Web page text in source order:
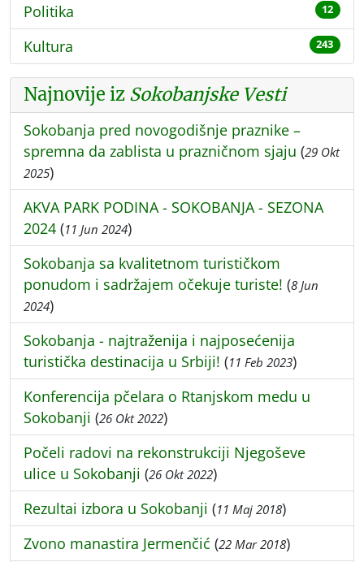
Politika 12
Kultura 243
Najnovije iz Sokobanjske Vesti
Sokobanja pred novogodišnje praznike –
spremna da zablista u prazničnom sjaju (29 Okt
2025)
AKVA PARK PODINA - SOKOBANJA - SEZONA
2024 (11 Jun 2024)
Sokobanja sa kvalitetnom turističkom
ponudom i sadržajem očekuje turiste! (8 Jun
2024)
Sokobanja - najtraženija i najposećenija
turistička destinacija u Srbiji! (11 Feb 2023)
Konferencija pčelara o Rtanjskom medu u
Sokobanji (26 Okt 2022)
Počeli radovi na rekonstrukciji Njegoševe
ulice u Sokobanji (26 Okt 2022)
Rezultai izbora u Sokobanji (11 Maj 2018)
Zvono manastira Jermenčić (22 Mar 2018)